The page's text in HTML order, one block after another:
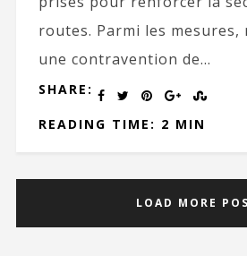
routes. Parmi les mesures,
une contravention de...
SHARE:
READING TIME: 2 MIN
LOAD MORE